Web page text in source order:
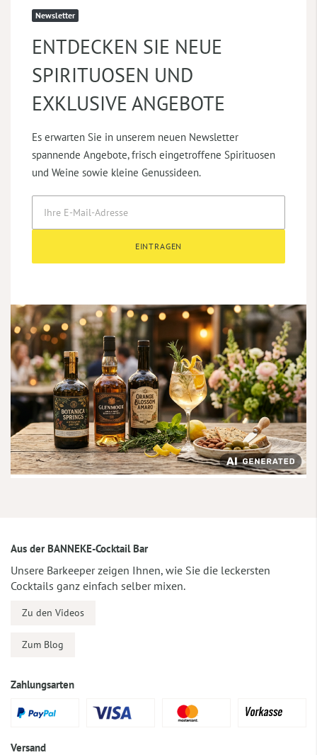
Newsletter
ENTDECKEN SIE NEUE
SPIRITUOSEN UND
EXKLUSIVE ANGEBOTE
Es erwarten Sie in unserem neuen Newsletter
spannende Angebote, frisch eingetroffene Spirituosen
und Weine sowie kleine Genussideen.
EINTRAGEN
Aus der BANNEKE-Cocktail Bar
Unsere Barkeeper zeigen Ihnen, wie Sie die leckersten
Cocktails ganz einfach selber mixen.
Zu den Videos
Zum Blog
Zahlungsarten
Versand